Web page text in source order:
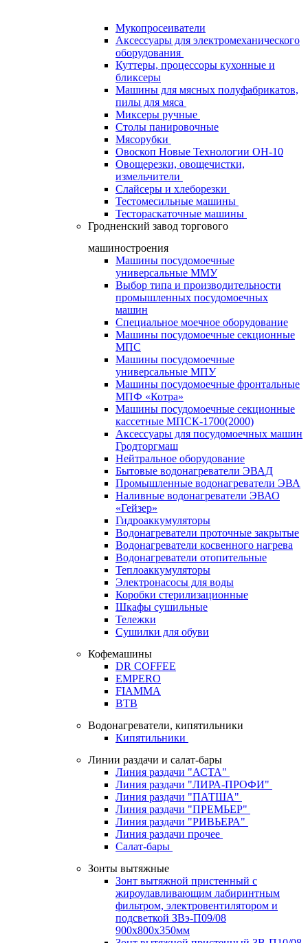
Мукопросеиватели
Аксессуары для электромеханического
оборудования
Куттеры, процессоры кухонные и
бликсеры
Машины для мясных полуфабрикатов,
пилы для мяса
Миксеры ручные
Столы панировочные
Мясорубки
Овоскоп Новые Технологии ОН-10
Овощерезки, овощечистки,
измельчители
Слайсеры и хлеборезки
Тестомесильные машины
Тестораскаточные машины
Гродненский завод торгового
машиностроения
Машины посудомоечные
универсальные ММУ
Выбор типа и производительности
промышленных посудомоечных
машин
Специальное моечное оборудование
Машины посудомоечные секционные
МПС
Машины посудомоечные
универсальные МПУ
Машины посудомоечные фронтальные
МПФ «Котра»
Машины посудомоечные секционные
кассетные МПСК-1700(2000)
Аксессуары для посудомоечных машин
Гродторгмаш
Нейтральное оборудование
Бытовые водонагреватели ЭВАД
Промышленные водонагреватели ЭВА
Наливные водонагреватели ЭВАО
«Гейзер»
Гидроаккумуляторы
Водонагреватели проточные закрытые
Водонагреватели косвенного нагрева
Водонагреватели отопительные
Теплоаккумуляторы
Электронасосы для воды
Коробки стерилизационные
Шкафы сушильные
Тележки
Сушилки для обуви
Кофемашины
DR COFFEE
EMPERO
FIAMMA
BTB
Водонагреватели, кипятильники
Кипятильники
Линии раздачи и салат-бары
Линия раздачи "АСТА"
Линия раздачи "ЛИРА-ПРОФИ"
Линия раздачи "ПАТША"
Линия раздачи "ПРЕМЬЕР"
Линия раздачи "РИВЬЕРА"
Линия раздачи прочее
Салат-бары
Зонты вытяжные
Зонт вытяжной пристенный с
жироулавливающим лабиринтным
фильтром, электровентилятором и
подсветкой ЗВэ-П09/08
900х800х350мм